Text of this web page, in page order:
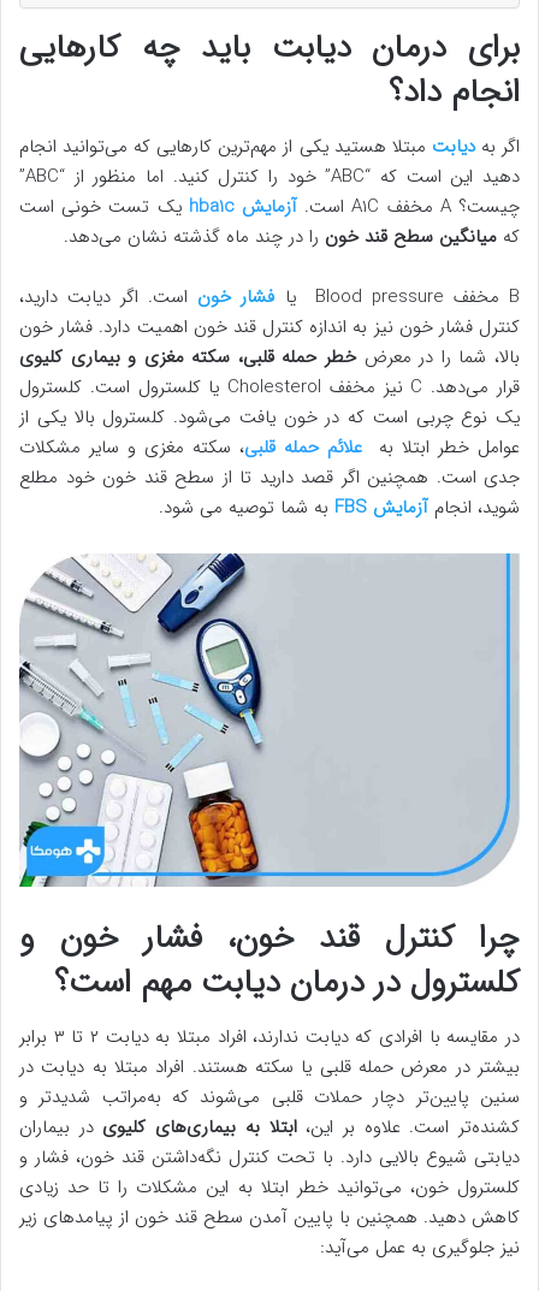
برای درمان دیابت باید چه کارهایی
انجام داد؟
اگر بهدیابت مبتلا هستید یکی از مهم‌ترین کارهایی که می‌توانید انجام
دهید این است که “ABC” خود را کنترل کنید. اما منظور از “ABC”
چیست؟ A مخفف A1C است.
آزمایش hba1c
یک تست خونی است
که میانگین سطح قند خون را در چند ماه گذشته نشان می‌دهد.
B مخفف Blood pressure یا فشار خون است. اگر دیابت دارید،
کنترل فشار خون نیز به اندازه کنترل قند خون اهمیت دارد. فشار خون
بالا، شما را در معرضخطر حمله قلبی، سکته مغزی و بیماری کلیوی
قرار می‌دهد. C نیز مخفف Cholesterol یا کلسترول است. کلسترول
یک نوع چربی است که در خون یافت می‌شود. کلسترول بالا یکی از
عوامل خطر ابتلا به علائم حمله قلبی، سکته مغزی و سایر مشکلات
جدی است. همچنین اگر قصد دارید تا از سطح قند خون خود مطلع
شوید، انجامآزمایش FBS به شما توصیه می شود.
چرا کنترل قند خون، فشار خون و
کلسترول در درمان دیابت مهم است؟
در مقایسه با افرادی که دیابت ندارند، افراد مبتلا به دیابت ۲ تا ۳ برابر
بیشتر در معرض حمله قلبی یا سکته هستند. افراد مبتلا به دیابت در
سنین پایین‌تر دچار حملات قلبی می‌شوند که به‌مراتب شدیدتر و
کشنده‌تر است. علاوه بر این،ابتلا به بیماری‌های کلیوی در بیماران
دیابتی شیوع بالایی دارد. با تحت کنترل نگه‌داشتن قند خون، فشار و
کلسترول خون، می‌توانید خطر ابتلا به این مشکلات را تا حد زیادی
کاهش دهید. همچنین با پایین آمدن سطح قند خون از پیامدهای زیر
نیز جلوگیری به عمل می‌آید: